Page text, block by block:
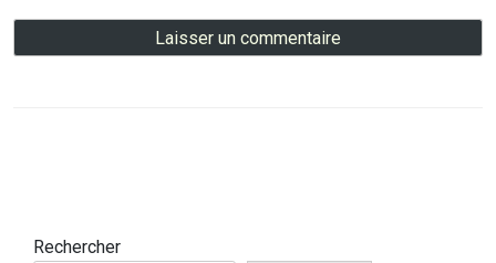
Rechercher